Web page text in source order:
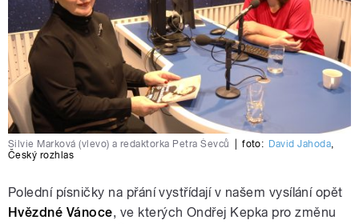
Silvie Marková (vlevo) a redaktorka Petra Ševců foto: David Jahoda,
Český rozhlas
Polední písničky na přání vystřídají v našem vysílání opět
Hvězdné Vánoce, ve kterých Ondřej Kepka pro změnu